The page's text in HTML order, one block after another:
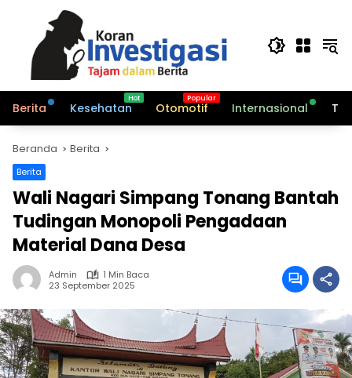
Berita Kesehatan Otomotif Internasional
Beranda Berita
Berita
Wali Nagari Simpang Tonang Bantah
Tudingan Monopoli Pengadaan
Material Dana Desa
Admin
1 Min Baca
23 September 2025